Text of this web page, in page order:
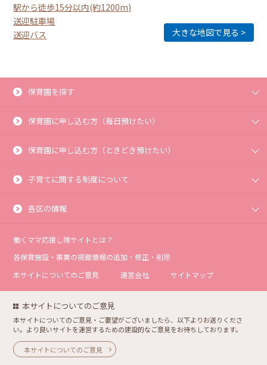
大きな地図で見る
駅から徒歩15分以内(約1200m)
送迎駐車場
送迎バス
保育園を探す
保育園に申し込む方（毎日預けたい）
保育園に申し込む方（ときどき預けたい）
子育てに関する制度について
各区の情報
働くママ応援し隊サイトとは？
各保育施設・事業の掲載情報の追加・修正・削除
本サイトについてのご意見
運営会社 サイトマップ
本サイトについてのご意見
本サイトについてのご意見・ご要望がございましたら、以下よりお送りくださ
い。より良いサイトを運営するための建設的なご意見をお待ちしております。
本サイトについてのご意見